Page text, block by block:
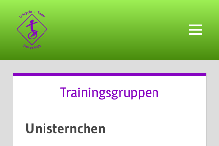
springen
Menü
Trainingsgruppen
Unisternchen